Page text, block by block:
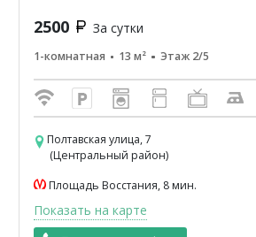
2500 За сутки
1-комнатная 13 м² Этаж 2/5
Полтавская улица, 7
(Центральный район)
Площадь Восстания, 8 мин.
Показать на карте